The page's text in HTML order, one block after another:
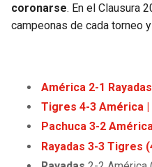
coronarse. En el Clausura
campeonas de cada torneo
América 2-1
Tigres 4-3 América
Pachuca 3-2
Rayadas 3-3 Tigres